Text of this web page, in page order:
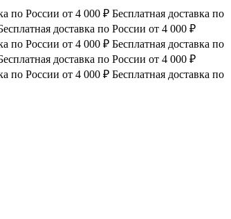
по России от 4 000 ₽ Бесплатная доставка по
доставка по России от 4 000 ₽
по России от 4 000 ₽ Бесплатная доставка по
доставка по России от 4 000 ₽
по России от 4 000 ₽ Бесплатная доставка по